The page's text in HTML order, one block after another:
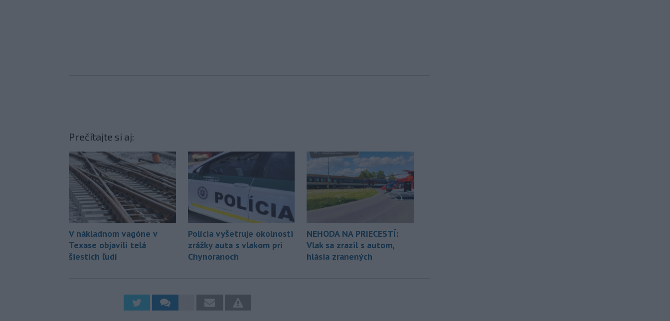
Prečítajte si aj:
V nákladnom vagóne v
Texase objavili telá
šiestich ľudí
Polícia vyšetruje okolnosti
zrážky auta s vlakom pri
Chynoranoch
NEHODA NA PRIECESTÍ:
Vlak sa zrazil s autom,
hlásia zranených